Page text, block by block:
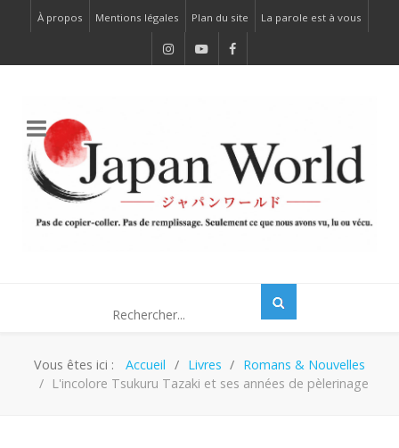
À propos Mentions légales Plan du site La parole est à vous
Vous êtes ici : Accueil Livres
Romans & Nouvelles
L'incolore Tsukuru Tazaki et ses années de pèlerinage